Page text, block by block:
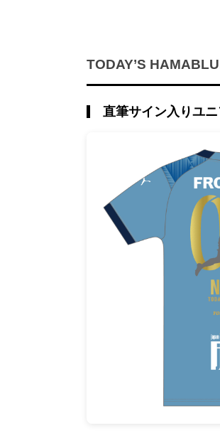
TODAY’S
直筆サイン入りユ